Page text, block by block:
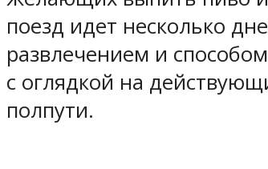
поезд идет несколько
развлечением и
с оглядкой на
полпути.